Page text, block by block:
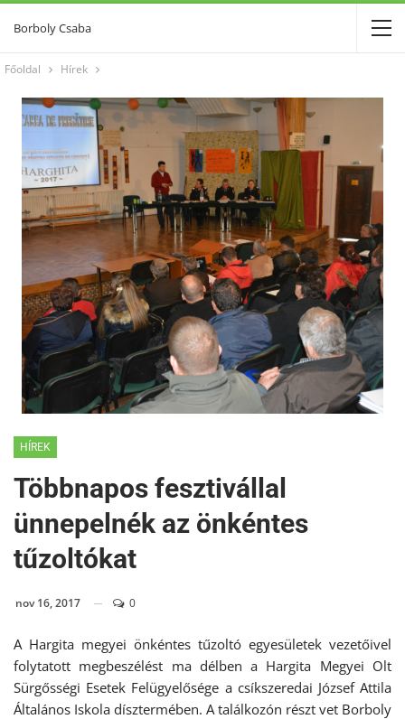
Borboly Csaba
Főoldal Hírek
HÍREK
Többnapos fesztivállal
ünnepelnék az önkéntes
tűzoltókat
nov 16, 2017 0
A Hargita megyei önkéntes tűzoltó egyesületek vezetőivel
folytatott megbeszélést ma délben a Hargita Megyei Olt
Sürgősségi Esetek Felügyelősége a csíkszeredai József Attila
Általános Iskola dísztermében. A találkozón részt vet Borboly